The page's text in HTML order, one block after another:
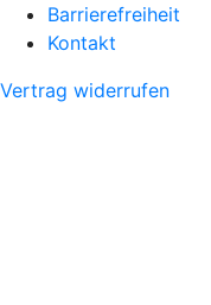
Barrierefreiheit
Kontakt
Vertrag widerrufen